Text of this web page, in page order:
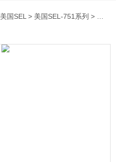
美国SEL > 美国SEL-751系列 > 美国SEL原厂产品SEL-700G继电器辰丁供货